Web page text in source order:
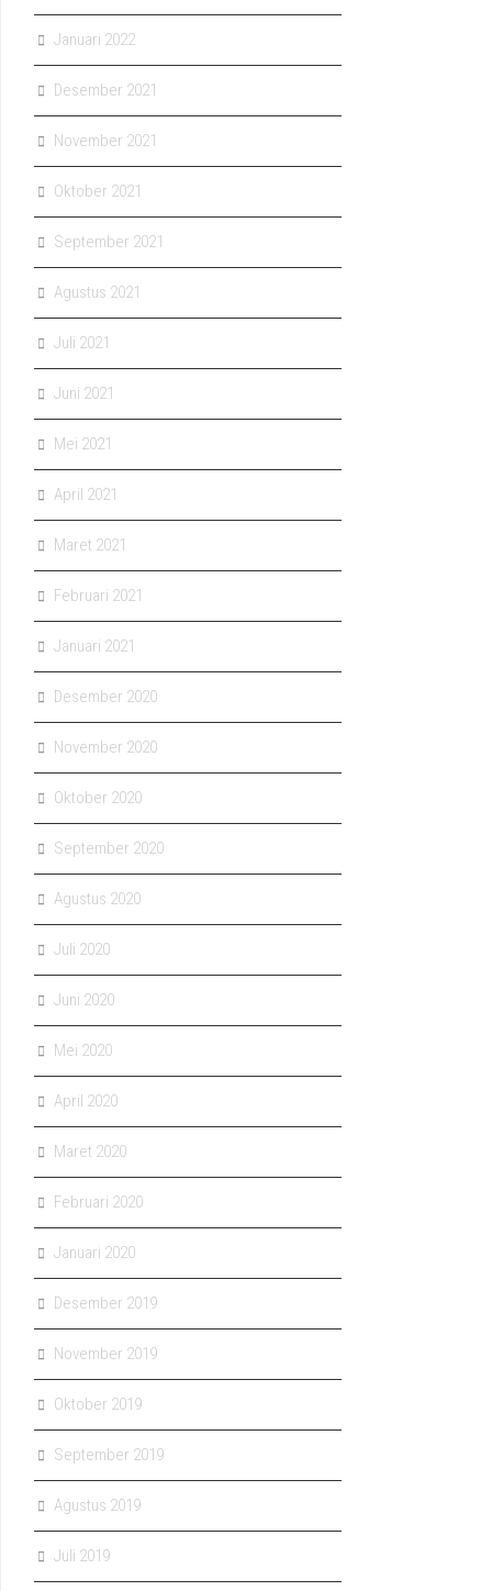
Januari 2022
Desember 2021
November 2021
Oktober 2021
September 2021
Agustus 2021
Juli 2021
Juni 2021
Mei 2021
April 2021
Maret 2021
Februari 2021
Januari 2021
Desember 2020
November 2020
Oktober 2020
September 2020
Agustus 2020
Juli 2020
Juni 2020
Mei 2020
April 2020
Maret 2020
Februari 2020
Januari 2020
Desember 2019
November 2019
Oktober 2019
September 2019
Agustus 2019
Juli 2019